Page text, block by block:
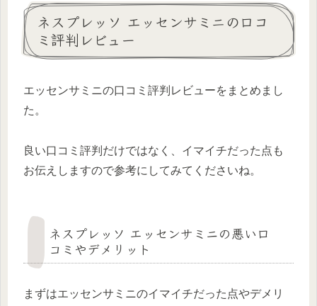
ネスプレッソ エッセンサミニの口コ
ミ評判レビュー
エッセンサミニの口コミ評判レビューをまとめまし
た。
良い口コミ評判だけではなく、イマイチだった点も
お伝えしますので参考にしてみてくださいね。
ネスプレッソ エッセンサミニの悪い口
コミやデメリット
まずはエッセンサミニのイマイチだった点やデメリ